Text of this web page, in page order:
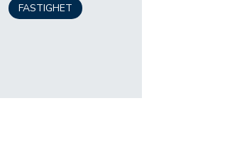
FASTIGHET